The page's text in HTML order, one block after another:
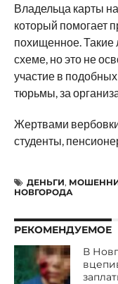
Владельца карты
который помогает
похищенное. Такие
схеме, но это не
участие в
тюрьмы, за
Жертвами
студенты,
ДЕНЬГИ,
НОВГОРОДА
РЕКОМЕНДУЕМОЕ
В